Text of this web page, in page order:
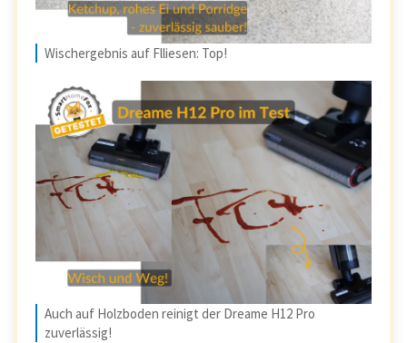
Wischergebnis auf Flliesen: Top!
Auch auf Holzboden reinigt der Dreame H12 Pro
zuverlässig!